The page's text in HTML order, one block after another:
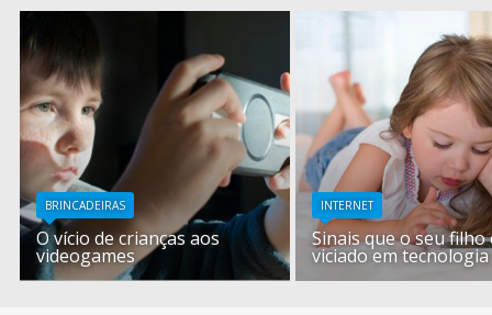
BRINCADEIRAS
O vício de crianças aos
videogames
INTERNET
Sinais que o seu filho
viciado em tecnologia